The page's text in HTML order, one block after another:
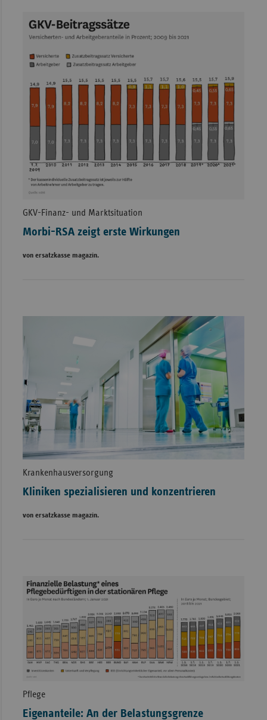
GKV-Finanz- und Marktsituation
Morbi-RSA zeigt erste Wirkungen
von ersatzkasse magazin.
Krankenhausversorgung
Kliniken spezialisieren und konzentrieren
von ersatzkasse magazin.
Pflege
Eigenanteile: An der Belastungsgrenze